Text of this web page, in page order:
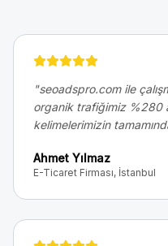
"seoadspro.com ile
organik trafiğimiz %280
kelimelerimizin
Ahmet Yılmaz
E-Ticaret Firması, İstanbul